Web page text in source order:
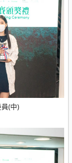
(中)